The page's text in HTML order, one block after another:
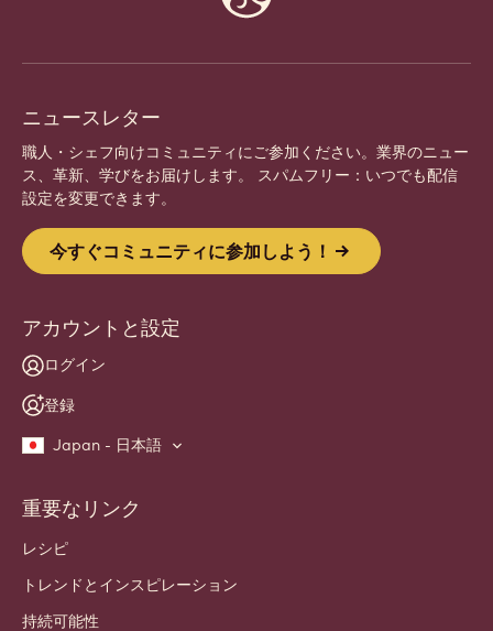
ニュースレター
職人・シェフ向けコミュニティにご参加ください。業界のニュー
ス、革新、学びをお届けします。 スパムフリー：いつでも配信
設定を変更できます。
今すぐコミュニティに参加しよう！
アカウントと設定
ログイン
登録
Japan - 日本語
Footer
Callebaut
重要なリンク
レシピ
トレンドとインスピレーション
持続可能性